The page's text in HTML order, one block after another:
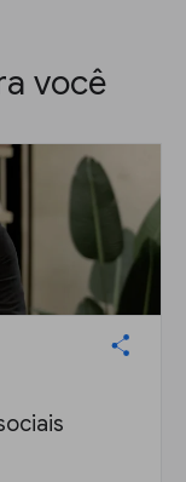
você